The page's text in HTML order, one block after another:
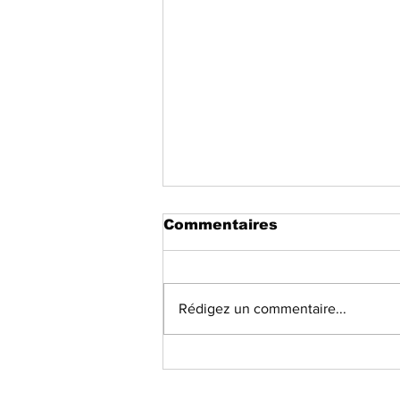
Commentaires
Rédigez un commentaire...